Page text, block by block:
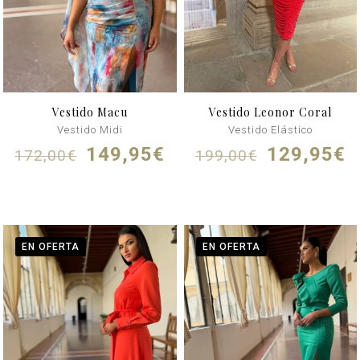
Vestido Macu
Vestido Midi
172,00€ El
era:
172,00€.
149,95€
es:
149,95€.
Vestido Leonor Coral
Vestido Elástico
199,00€
El
era:
199,00€.
129,95€
EN OFERTA EN OFERTA